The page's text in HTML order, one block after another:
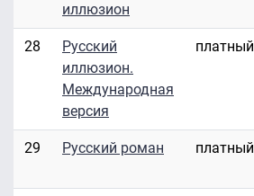
иллюзион
28
Русский
иллюзион.
Международная
версия
платный
29 Русский роман платный